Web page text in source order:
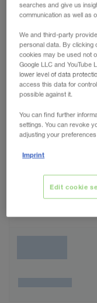
Wunschliste
searches and give us
communication as well as
We and third-party
personal data. By clicking
cookies may be used not
Google LLC and YouTube
lower level of data
access this data for
possible against it.
You can find further
settings. You can revoke
adjusting your
Imprint
Edit cookie